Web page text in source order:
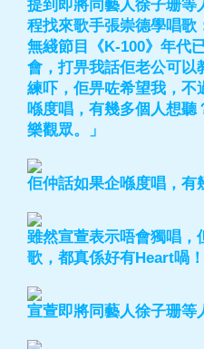
提到即將同藝人徐子珊等
程找來歌手張崇德學唱歌
無綫節目《K-100》年代
會，打畀我話佢老公可以
練吓，佢畀咗希望我，不
喺度唱，有幾多個人想聽
樂觀眾。」
佢仲話如果企喺度唱，有
雖然宣萱表示唔會獨唱，
歌，都真係好有Heart喎！
宣萱即將同藝人徐子珊等